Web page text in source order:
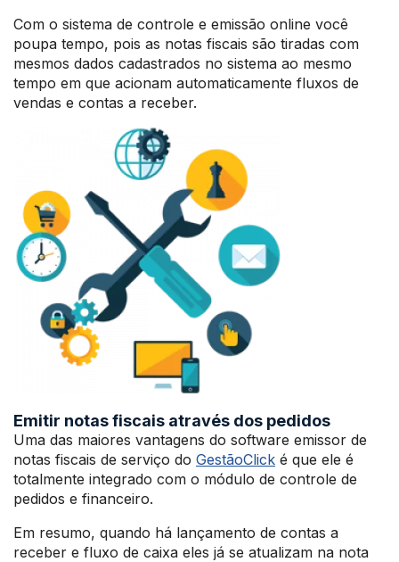
Com o sistema de controle e emissão online você
poupa tempo, pois as notas fiscais são tiradas com
mesmos dados cadastrados no sistema ao mesmo
tempo em que acionam automaticamente fluxos de
vendas e contas a receber.
Emitir notas fiscais através dos pedidos
Uma das maiores vantagens do software emissor de
notas fiscais de serviço do GestãoClick é que ele é
totalmente integrado com o módulo de controle de
pedidos e financeiro.
Em resumo, quando há lançamento de contas a
receber e fluxo de caixa eles já se atualizam na nota